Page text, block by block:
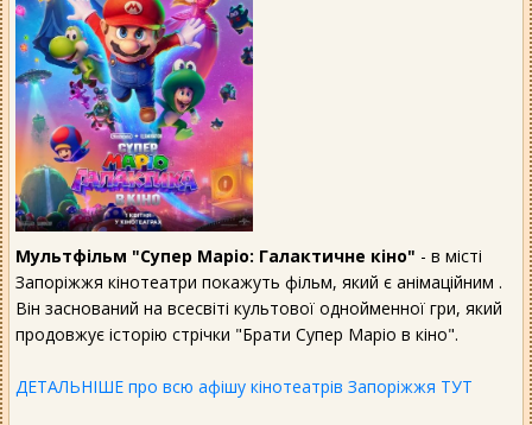
Мультфільм "Супер Маріо: Галактичне кіно" - в місті
Запоріжжя кінотеатри покажуть фільм, який є анімаційним .
Він заснований на всесвіті культової однойменної гри, який
продовжує історію стрічки "Брати Супер Маріо в кіно".
ДЕТАЛЬНІШЕ про всю афішу кінотеатрів Запоріжжя ТУТ